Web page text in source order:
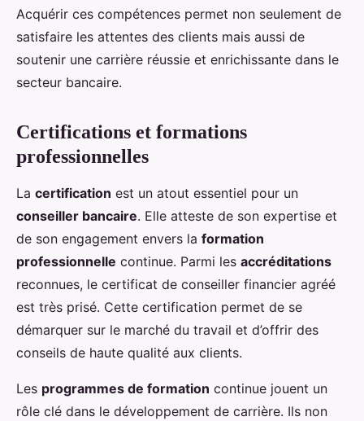
Acquérir ces compétences permet non seulement de
satisfaire les attentes des clients mais aussi de
soutenir une carrière réussie et enrichissante dans le
secteur bancaire.
Certifications et formations
professionnelles
La certification est un atout essentiel pour un
conseiller bancaire. Elle atteste de son expertise et
de son engagement envers la formation
professionnelle continue. Parmi les accréditations
reconnues, le certificat de conseiller financier agréé
est très prisé. Cette certification permet de se
démarquer sur le marché du travail et d’offrir des
conseils de haute qualité aux clients.
Les programmes de formation continue jouent un
rôle clé dans le développement de carrière. Ils non